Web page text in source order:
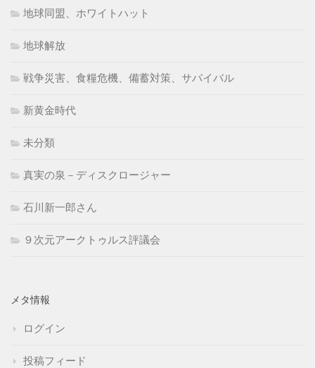
地球同盟、ホワイトハット
地球解放
戦争災害、食糧危機、備蓄対策、サバイバル
新黄金時代
未分類
真実の泉－ディスクロージャー
石川新一郎さん
９次元アークトゥルス評議会
メタ情報
ログイン
投稿フィード